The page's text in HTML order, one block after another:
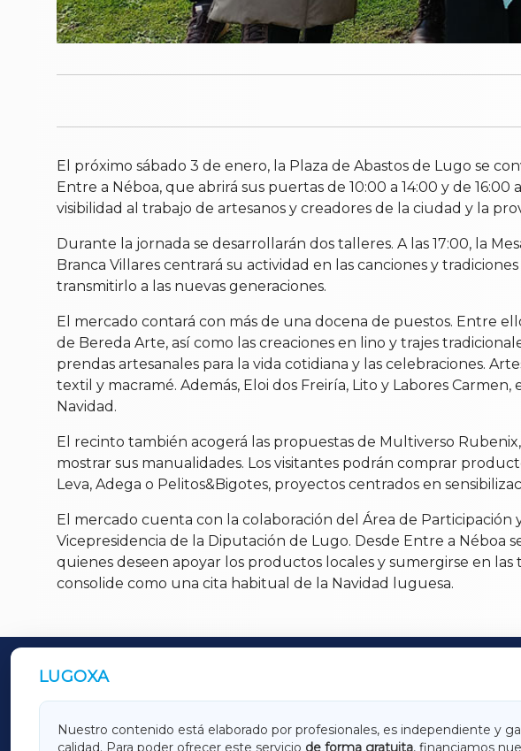
El próximo sábado 3 de enero, la Plaza de Abastos de Lugo se
Entre a Néboa, que abrirá sus puertas de 10:00 a 14:00 y de
visibilidad al trabajo de artesanos y creadores de la ciudad y la
Durante la jornada se desarrollarán dos talleres. A las 17:00, la
Branca Villares centrará su actividad en las canciones y
transmitirlo a las nuevas generaciones.
El mercado contará con más de una docena de puestos. Entre
de Bereda Arte, así como las creaciones en lino y trajes
prendas artesanales para la vida cotidiana y las celebraciones.
textil y macramé. Además, Eloi dos Freiría, Lito y Labores
Navidad.
El recinto también acogerá las propuestas de Multiverso
mostrar sus manualidades. Los visitantes podrán comprar
Leva, Adega o Pelitos&Bigotes, proyectos centrados en
El mercado cuenta con la colaboración del Área de
Vicepresidencia de la Diputación de Lugo. Desde Entre a Néboa
quienes deseen apoyar los productos locales y sumergirse en
consolide como una cita habitual de la Navidad luguesa.
LUGOXA
Nuestro contenido está elaborado por profesionales, es independiente y
calidad. Para poder ofrecer este servicio de forma gratuita, financiamos
OUTROS PERIÓDICOS
GALICIAXA LUGOXA